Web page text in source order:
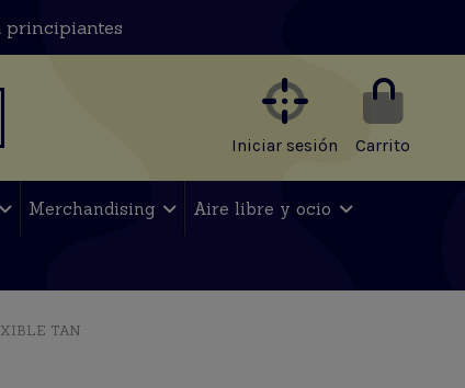
principiantes
Iniciar sesión Carrito
Merchandising Aire libre y ocio
TAN